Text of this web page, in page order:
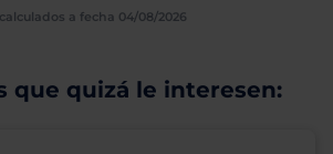
a fecha 04/08/2026
que quizá le interesen: